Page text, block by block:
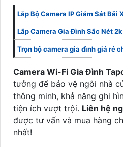
Lắp Bộ Camera IP Giám Sát Bãi
Lắp Camera Gia Đình Sắc Nét
Trọn bộ camera gia đình giá rẻ
Camera Wi-Fi Gia Đình
tưởng để bảo vệ ngôi nhà
thông minh, khả năng ghi
tiện ích vượt trội. Liên hệ
được tư vấn và mua hàng
nhất!